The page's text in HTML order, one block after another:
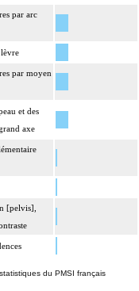
par arc
par moyen
et des
axe
[pelvis],
du PMSI français